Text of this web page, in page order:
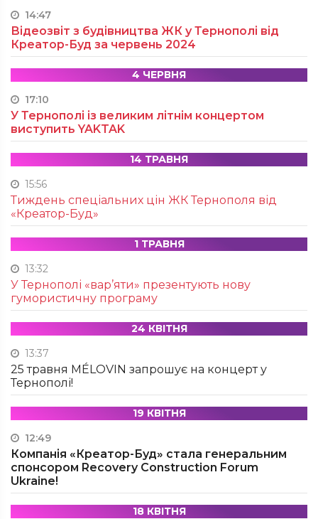
14:47
Відеозвіт з будівництва ЖК у Тернополі від
Креатор-Буд за червень 2024
4 ЧЕРВНЯ
17:10
У Тернополі із великим літнім концертом
виступить YAKTAK
14 ТРАВНЯ
15:56
Тиждень спеціальних цін ЖК Тернополя від
«Креатор-Буд»
1 ТРАВНЯ
13:32
У Тернополі «вар’яти» презентують нову
гумористичну програму
24 КВІТНЯ
13:37
25 травня MÉLOVIN запрошує на концерт у
Тернополі!
19 КВІТНЯ
12:49
Компанія «Креатор-Буд» стала генеральним
спонсором Recovery Construction Forum
Ukraine!
18 КВІТНЯ